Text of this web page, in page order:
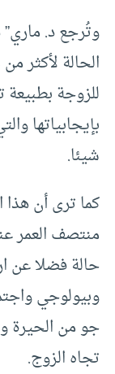
وتُرجع د.
الحالة لأكثر
للزوجة
بإيجابياتها
شيئا.
كما ترى أن
منتصف العمر
حالة فضلا عن
وبيولوجي
جو من الحيرة
تجاه الزوج.